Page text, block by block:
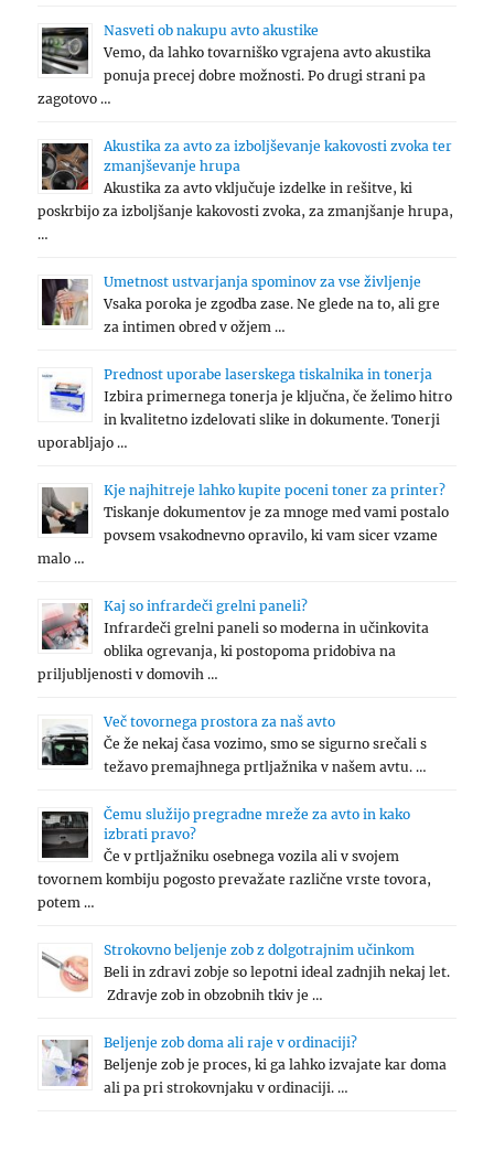
Nasveti ob nakupu avto akustike
Vemo, da lahko tovarniško vgrajena avto akustika
ponuja precej dobre možnosti. Po drugi strani pa
zagotovo …
Akustika za avto za izboljševanje kakovosti zvoka ter
zmanjševanje hrupa
Akustika za avto vključuje izdelke in rešitve, ki
poskrbijo za izboljšanje kakovosti zvoka, za zmanjšanje hrupa,
…
Umetnost ustvarjanja spominov za vse življenje
Vsaka poroka je zgodba zase. Ne glede na to, ali gre
za intimen obred v ožjem …
Prednost uporabe laserskega tiskalnika in tonerja
Izbira primernega tonerja je ključna, če želimo hitro
in kvalitetno izdelovati slike in dokumente. Tonerji
uporabljajo …
Kje najhitreje lahko kupite poceni toner za printer?
Tiskanje dokumentov je za mnoge med vami postalo
povsem vsakodnevno opravilo, ki vam sicer vzame
malo …
Kaj so infrardeči grelni paneli?
Infrardeči grelni paneli so moderna in učinkovita
oblika ogrevanja, ki postopoma pridobiva na
priljubljenosti v domovih …
Več tovornega prostora za naš avto
Če že nekaj časa vozimo, smo se sigurno srečali s
težavo premajhnega prtljažnika v našem avtu. …
Čemu služijo pregradne mreže za avto in kako
izbrati pravo?
Če v prtljažniku osebnega vozila ali v svojem
tovornem kombiju pogosto prevažate različne vrste tovora,
potem …
Strokovno beljenje zob z dolgotrajnim učinkom
Beli in zdravi zobje so lepotni ideal zadnjih nekaj let.
Zdravje zob in obzobnih tkiv je …
Beljenje zob doma ali raje v ordinaciji?
Beljenje zob je proces, ki ga lahko izvajate kar doma
ali pa pri strokovnjaku v ordinaciji. …